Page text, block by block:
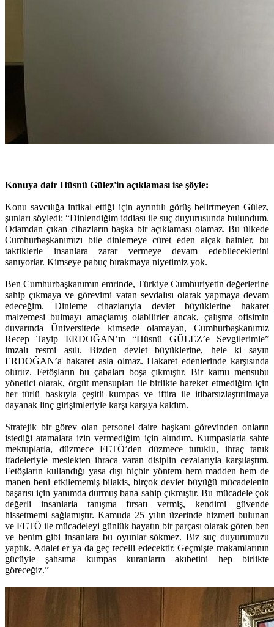
Konuya dair Hüsnü Gülez'in açıklaması ise şöyle:
Konu savcılığa intikal ettiği için ayrıntılı görüş belirtmeyen Gülez,
şunları söyledi: “Dinlendiğim iddiası ile suç duyurusunda bulundum.
Odamdan çıkan cihazların başka bir açıklaması olamaz. Bu ülkede
Cumhurbaşkanımızı bile dinlemeye cüret eden alçak hainler, bu
taktiklerle insanlara zarar vermeye devam edebileceklerini
sanıyorlar. Kimseye pabuç bırakmaya niyetimiz yok.
Ben Cumhurbaşkanımın emrinde, Türkiye Cumhuriyetin değerlerine
sahip çıkmaya ve görevimi vatan sevdalısı olarak yapmaya devam
edeceğim. Dinleme cihazlarıyla devlet büyüklerine hakaret
malzemesi bulmayı amaçlamış olabilirler ancak, çalışma ofisimin
duvarında Üniversitede kimsede olamayan, Cumhurbaşkanımız
Recep Tayip ERDOĞAN’ın “Hüsnü GÜLEZ’e Sevgilerimle”
imzalı resmi asılı. Bizden devlet büyüklerine, hele ki sayın
ERDOĞAN’a hakaret asla olmaz. Hakaret edenlerinde karşısında
oluruz. Fetöşların bu çabaları boşa çıkmıştır. Bir kamu mensubu
yönetici olarak, örgüt mensupları ile birlikte hareket etmediğim için
her türlü baskıyla çeşitli kumpas ve iftira ile itibarsızlaştırılmaya
dayanak linç girişimleriyle karşı karşıya kaldım.
Stratejik bir görev olan personel daire başkanı görevinden onların
istediği atamalara izin vermediğim için alındım. Kumpaslarla sahte
mektuplarla, düzmece FETÖ’den düzmece tutuklu, ihraç tanık
ifadeleriyle meslekten ihraca varan disiplin cezalarıyla karşılaştım.
Fetöşların kullandığı yasa dışı hiçbir yöntem hem madden hem de
manen beni etkilememiş bilakis, birçok devlet büyüğü mücadelenin
başarısı için yanımda durmuş bana sahip çıkmıştır. Bu mücadele çok
değerli insanlarla tanışma fırsatı vermiş, kendimi güvende
hissetmemi sağlamıştır. Kamuda 25 yılın üzerinde hizmeti bulunan
ve FETÖ ile mücadeleyi günlük hayatın bir parçası olarak gören ben
ve benim gibi insanlara bu oyunlar sökmez. Biz suç duyurumuzu
yaptık. Adalet er ya da geç tecelli edecektir. Geçmişte makamlarının
gücüyle şahsıma kumpas kuranların akıbetini hep birlikte
göreceğiz.”